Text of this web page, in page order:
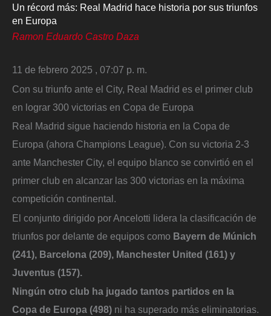
Un récord más: Real Madrid hace historia por sus triunfos
en Europa
Ramon Eduardo Castro Daza
11 de febrero 2025 , 07:07 p. m.
Con su triunfo ante el City, Real Madrid es el primer club
en lograr 300 victorias en Copa de Europa
Real Madrid sigue haciendo historia en la Copa de
Europa (ahora Champions League). Con su victoria 2-3
ante Manchester City, el equipo blanco se convirtió en el
primer club en alcanzar las 300 victorias en la máxima
competición continental.
El conjunto dirigido por Ancelotti lidera la clasificación de
triunfos por delante de equipos como Bayern de Múnich
(241), Barcelona (209), Manchester United (161) y
Juventus (157).
Ningún otro club ha jugado tantos partidos en la
Copa de Europa (498) ni ha superado más eliminatorias.